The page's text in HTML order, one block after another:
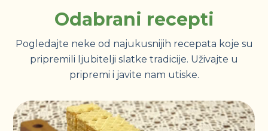
Odabrani recepti
Pogledajte neke od najukusnijih recepata koje su
pripremili ljubitelji slatke tradicije. Uživajte u
pripremi i javite nam utiske.